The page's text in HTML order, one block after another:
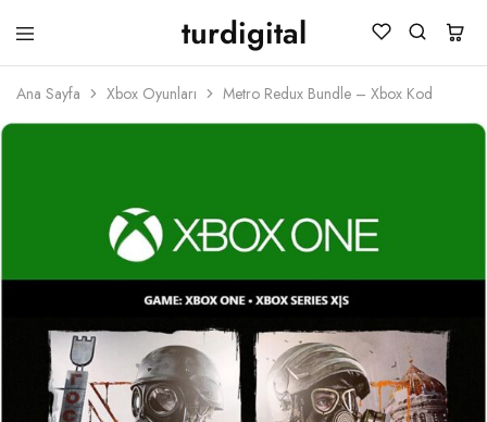
turdigital
TURDIGITAL
Dijital
Kartları
Oyun
Paketleri
Ana Sayfa Xbox Oyunları Metro Redux Bundle – Xbox Kod